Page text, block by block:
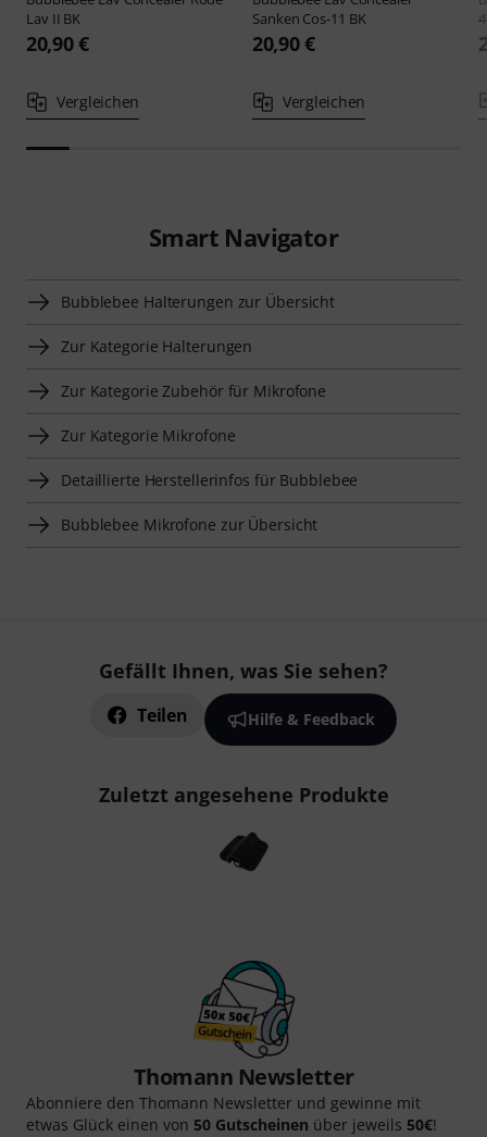
Lav II BK
20,90 €
Vergleichen
Sanken Cos-11 BK
20,90 €
Vergleichen
Smart Navigator
Bubblebee Halterungen zur Übersicht
Zur Kategorie Halterungen
Zur Kategorie Zubehör für Mikrofone
Zur Kategorie Mikrofone
Detaillierte Herstellerinfos für Bubblebee
Bubblebee Mikrofone zur Übersicht
Gefällt Ihnen, was Sie sehen?
Teilen Hilfe & Feedback
Zuletzt angesehene Produkte
Thomann Newsletter
Abonniere den Thomann Newsletter und gewinne mit
etwas Glück einen von 50 Gutscheinen über jeweils 50€!